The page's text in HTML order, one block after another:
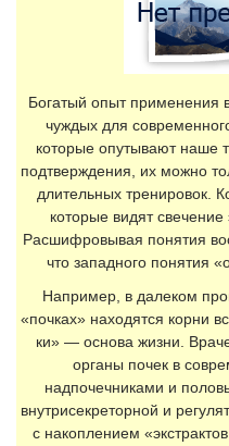
Богатый опыт применения
чуждых для
которые опутывают наше
подтверждения, их можно
длительных тренировок.
которые видят свечение
Расшифровывая понятия
что западного понятия
Например, в далеком
«почках» нахо­дятся корни
ки» — основа жизни.
органы почек в
надпочечниками и
внутрисекретор­ной и
с накоплением